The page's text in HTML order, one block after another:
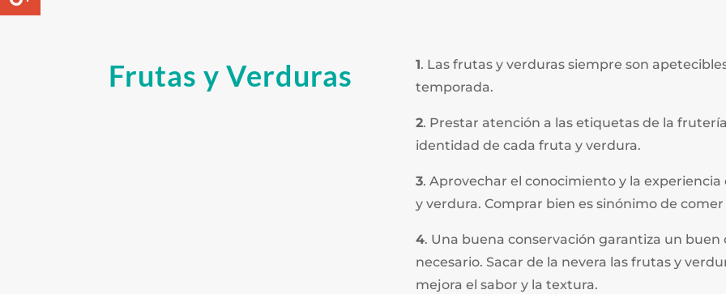
Frutas y Verduras 1. Las frutas y verduras siempre son
temporada.
2. Prestar atención a las etiquetas de la
identidad de cada fruta y verdura.
3. Aprovechar el conocimiento y la
y verdura. Comprar bien es sinónimo de comer
4. Una buena conservación garantiza un buen
necesario. Sacar de la nevera las frutas y
mejora el sabor y la textura.